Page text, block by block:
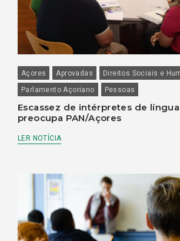
Açores Aprovadas Direitos Sociais e
Parlamento Açoriano
Pessoas
Escassez de intérpretes de
preocupa PAN/Açores
LER NOTÍCIA